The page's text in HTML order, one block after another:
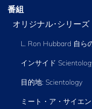
番組
オリジナル･シリーズ
L. Ron Hubbard 自ら
インサイド
目的地: Scientology
ミート・ア・サイエ